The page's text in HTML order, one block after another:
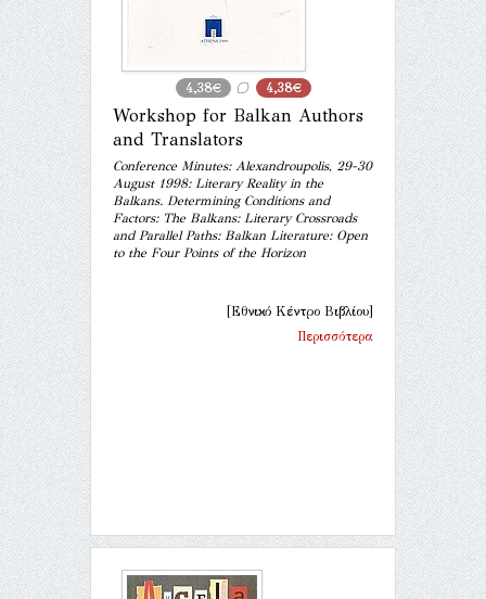
4,38€ 4,38€
Workshop for Balkan Authors
and Translators
Conference Minutes: Alexandroupolis, 29-30
August 1998: Literary Reality in the
Balkans. Determining Conditions and
Factors: The Balkans: Literary Crossroads
and Parallel Paths: Balkan Literature: Open
to the Four Points of the Horizon
[Εθνικό Κέντρο Βιβλίου]
Περισσότερα